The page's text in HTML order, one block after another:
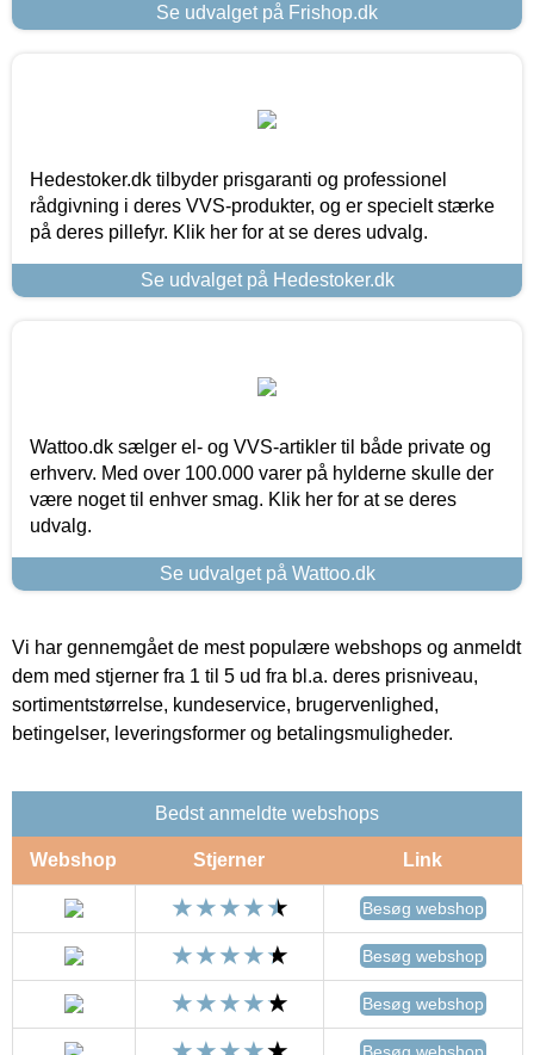
Se udvalget på Frishop.dk
Hedestoker.dk tilbyder prisgaranti og professionel
rådgivning i deres VVS-produkter, og er specielt stærke
på deres pillefyr. Klik her for at se deres udvalg.
Se udvalget på Hedestoker.dk
Wattoo.dk sælger el- og VVS-artikler til både private og
erhverv. Med over 100.000 varer på hylderne skulle der
være noget til enhver smag. Klik her for at se deres
udvalg.
Se udvalget på Wattoo.dk
Vi har gennemgået de mest populære webshops og anmeldt
dem med stjerner fra 1 til 5 ud fra bl.a. deres prisniveau,
sortimentstørrelse, kundeservice, brugervenlighed,
betingelser, leveringsformer og betalingsmuligheder.
Bedst anmeldte webshops
Webshop Stjerner Link
Besøg webshop
Besøg webshop
Besøg webshop